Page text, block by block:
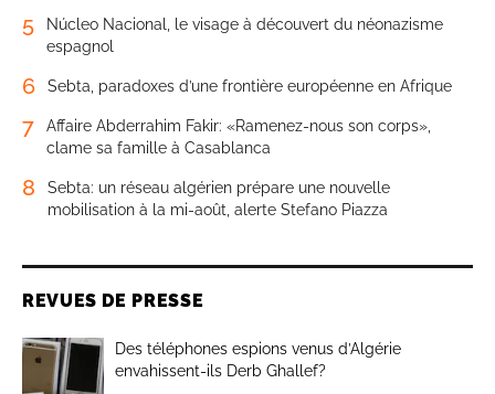
5
Núcleo Nacional, le visage à découvert du néonazisme
espagnol
6 Sebta, paradoxes d’une frontière européenne en Afrique
7
Affaire Abderrahim Fakir: «Ramenez-nous son corps»,
clame sa famille à Casablanca
8
Sebta: un réseau algérien prépare une nouvelle
mobilisation à la mi-août, alerte Stefano Piazza
REVUES DE PRESSE
Des téléphones espions venus d’Algérie
envahissent-ils Derb Ghallef?